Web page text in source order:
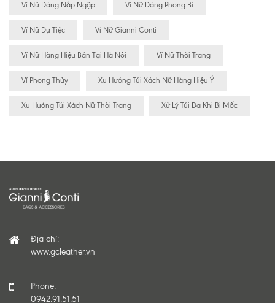
Ví Nữ Dáng Nắp Ngập Ví Nữ Dáng Phong Bì
Ví Nữ Dự Tiệc Ví Nữ Gianni Conti
Ví Nữ Hàng Hiệu Bán Tại Hà Nôi Ví Nữ Thời Trang
Ví Phong Thủy Xu Hướng Túi Xách Nữ Hàng Hiệu Ý
Xu Hướng Túi Xách Nữ Thời Trang Xử Lý Túi Da Khi Bị Mốc
Địa chỉ:
www.gcleather.vn
Phone:
0942.91.51.51